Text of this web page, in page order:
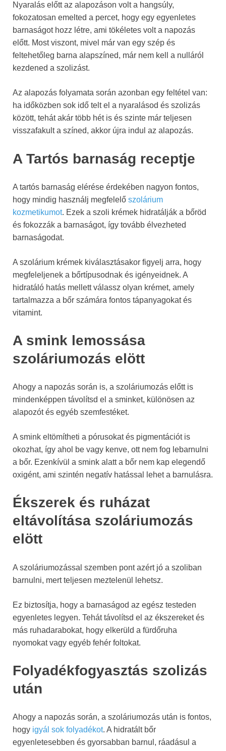
Nyaralás előtt az alapozáson volt a hangsúly,
fokozatosan emelted a percet, hogy egy egyenletes
barnaságot hozz létre, ami tökéletes volt a napozás
előtt. Most viszont, mivel már van egy szép és
feltehetőleg barna alapszíned, már nem kell a nulláról
kezdened a szolizást.
Az alapozás folyamata során azonban egy feltétel van:
ha időközben sok idő telt el a nyaralásod és szolizás
között, tehát akár több hét is és szinte már teljesen
visszafakult a színed, akkor újra indul az alapozás.
A Tartós barnaság receptje
A tartós barnaság elérése érdekében nagyon fontos,
hogy mindig használj megfelelő szolárium
kozmetikumot. Ezek a szoli krémek hidratálják a bőröd
és fokozzák a barnaságot, így tovább élvezheted
barnaságodat.
A szolárium krémek kiválasztásakor figyelj arra, hogy
megfeleljenek a bőrtípusodnak és igényeidnek. A
hidratáló hatás mellett válassz olyan krémet, amely
tartalmazza a bőr számára fontos tápanyagokat és
vitamint.
A smink lemossása
szoláriumozás elött
Ahogy a napozás során is, a szoláriumozás előtt is
mindenképpen távolítsd el a sminket, különösen az
alapozót és egyéb szemfestéket.
A smink eltömítheti a pórusokat és pigmentációt is
okozhat, így ahol be vagy kenve, ott nem fog lebarnulni
a bőr. Ezenkívül a smink alatt a bőr nem kap elegendő
oxigént, ami szintén negatív hatással lehet a barnulásra.
Ékszerek és ruházat
eltávolítása szoláriumozás
elött
A szoláriumozással szemben pont azért jó a szoliban
barnulni, mert teljesen meztelenül lehetsz.
Ez biztosítja, hogy a barnaságod az egész testeden
egyenletes legyen. Tehát távolítsd el az ékszereket és
más ruhadarabokat, hogy elkerüld a fürdőruha
nyomokat vagy egyéb fehér foltokat.
Folyadékfogyasztás szolizás
után
Ahogy a napozás során, a szoláriumozás után is fontos,
hogy igyál sok folyadékot. A hidratált bőr
egyenletesebben és gyorsabban barnul, ráadásul a